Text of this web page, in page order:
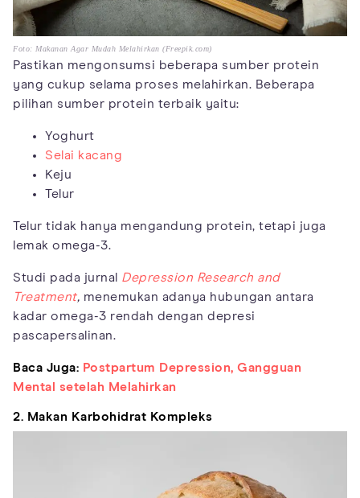
Foto: Makanan Agar Mudah Melahirkan (Freepik.com)
Pastikan mengonsumsi beberapa sumber protein
yang cukup selama proses melahirkan. Beberapa
pilihan sumber protein terbaik yaitu:
Yoghurt
Selai kacang
Keju
Telur
Telur tidak hanya mengandung protein, tetapi juga
lemak omega-3.
Studi pada jurnal Depression Research and
Treatment, menemukan adanya hubungan antara
kadar omega-3 rendah dengan depresi
pascapersalinan.
Baca Juga: Postpartum Depression, Gangguan
Mental setelah Melahirkan
2. Makan Karbohidrat Kompleks